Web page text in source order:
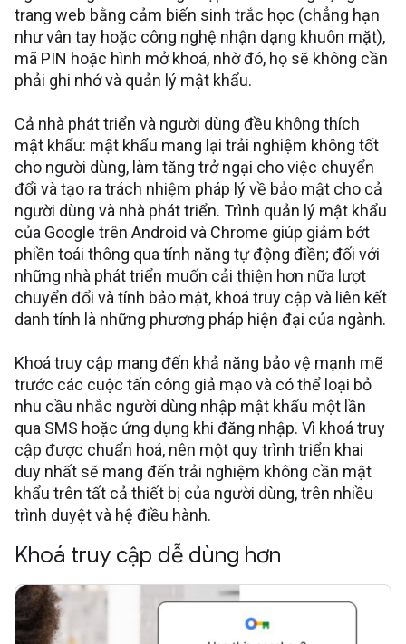
trang web bằng cảm biến sinh trắc học (chẳng hạn
như vân tay hoặc công nghệ nhận dạng khuôn mặt),
mã PIN hoặc hình mở khoá, nhờ đó, họ sẽ không cần
phải ghi nhớ và quản lý mật khẩu.
Cả nhà phát triển và người dùng đều không thích
mật khẩu: mật khẩu mang lại trải nghiệm không tốt
cho người dùng, làm tăng trở ngại cho việc chuyển
đổi và tạo ra trách nhiệm pháp lý về bảo mật cho cả
người dùng và nhà phát triển. Trình quản lý mật khẩu
của Google trên Android và Chrome giúp giảm bớt
phiền toái thông qua tính năng tự động điền; đối với
những nhà phát triển muốn cải thiện hơn nữa lượt
chuyển đổi và tính bảo mật, khoá truy cập và liên kết
danh tính là những phương pháp hiện đại của ngành.
Khoá truy cập mang đến khả năng bảo vệ mạnh mẽ
trước các cuộc tấn công giả mạo và có thể loại bỏ
nhu cầu nhắc người dùng nhập mật khẩu một lần
qua SMS hoặc ứng dụng khi đăng nhập. Vì khoá truy
cập được chuẩn hoá, nên một quy trình triển khai
duy nhất sẽ mang đến trải nghiệm không cần mật
khẩu trên tất cả thiết bị của người dùng, trên nhiều
trình duyệt và hệ điều hành.
Khoá truy cập dễ dùng hơn